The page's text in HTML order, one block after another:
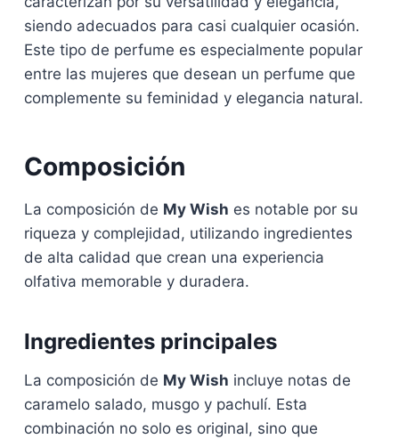
siendo adecuados para casi cualquier ocasión.
Este tipo de perfume es especialmente popular
entre las mujeres que desean un perfume que
complemente su feminidad y elegancia natural.
Composición
La composición de My Wish es notable por su
riqueza y complejidad, utilizando ingredientes
de alta calidad que crean una experiencia
olfativa memorable y duradera.
Ingredientes principales
La composición de My Wish incluye notas de
caramelo salado, musgo y pachulí. Esta
combinación no solo es original, sino que